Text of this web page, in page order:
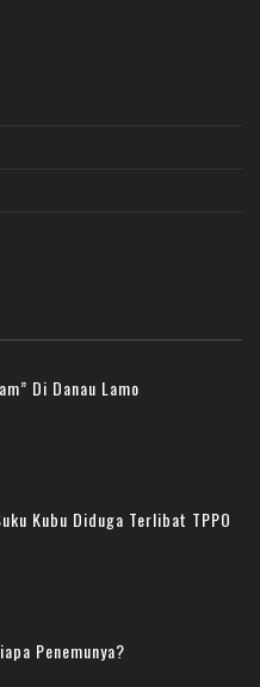
Di Danau Lamo
Kubu Diduga Terlibat TPPO
Penemunya?